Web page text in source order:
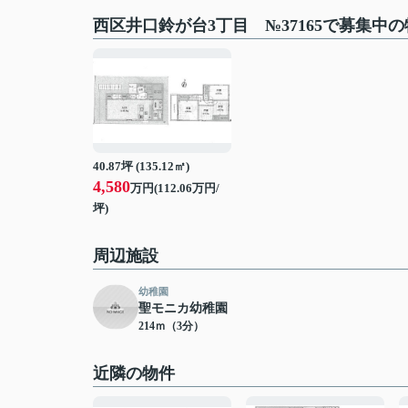
西区井口鈴が台3丁目 №37165で募集中の
40.87坪 (135.12㎡)
4,580万円(112.06万円/
坪)
周辺施設
幼稚園
聖モニカ幼稚園
214ｍ（3分）
近隣の物件